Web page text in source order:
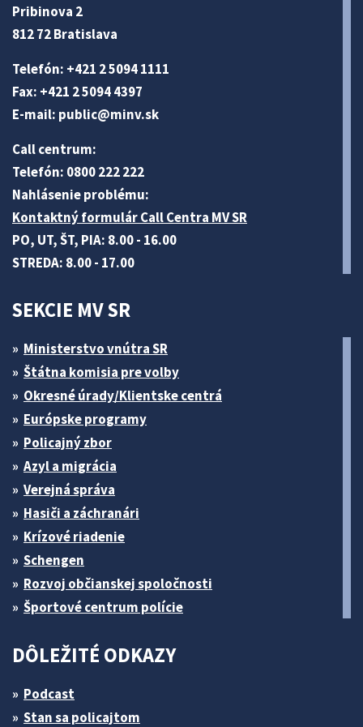
Pribinova 2
812 72 Bratislava
Telefón: +421 2 5094 1111
Fax: +421 2 5094 4397
E-mail: public@minv.sk
Call centrum:
Telefón: 0800 222 222
Nahlásenie problému:
Kontaktný formulár Call Centra MV SR
PO, UT, ŠT, PIA: 8.00 - 16.00
STREDA: 8.00 - 17.00
SEKCIE MV SR
Ministerstvo vnútra SR
Štátna komisia pre volby
Okresné úrady/Klientske centrá
Európske programy
Policajný zbor
Azyl a migrácia
Verejná správa
Hasiči a záchranári
Krízové riadenie
Schengen
Rozvoj občianskej spoločnosti
Športové centrum polície
DÔLEŽITÉ ODKAZY
Podcast
Stan sa policajtom